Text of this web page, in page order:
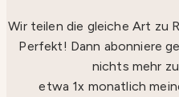
Wir teilen die gleiche Art zu
Perfekt! Dann abonniere
nichts mehr
etwa 1x monatlich